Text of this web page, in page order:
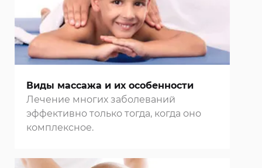
Виды массажа и их особенности
Лечение многих заболеваний
эффективно только тогда, когда оно
комплексное.